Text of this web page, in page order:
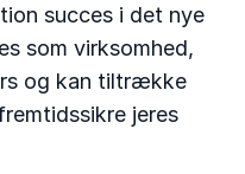
succes i det nye
som virksomhed,
og kan tiltrække
jeres